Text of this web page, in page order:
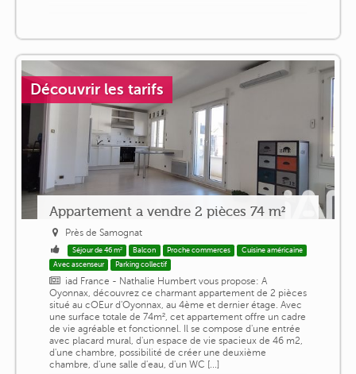
Découvrir les tarifs
Appartement a vendre 2 pièces 74 m²
Près de Samognat
Séjour de 46 m² Balcon Proche commerces
Cuisine américaine
Avec ascenseur
Parking collectif
iad France - Nathalie Humbert vous propose: A
Oyonnax, découvrez ce charmant appartement de 2 pièces
situé au cOEur d'Oyonnax, au 4ème et dernier étage. Avec
une surface totale de 74m², cet appartement offre un cadre
de vie agréable et fonctionnel. Il se compose d'une entrée
avec placard mural, d'un espace de vie spacieux de 46 m2,
d'une chambre, possibilité de créer une deuxième
chambre, d'une salle d'eau, d'un WC [...]